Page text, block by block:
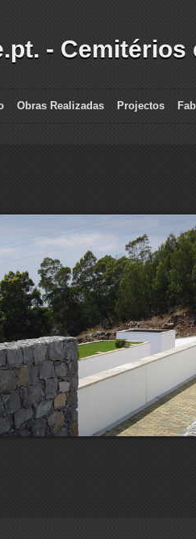
- Cemitérios
Obras Realizadas Projectos